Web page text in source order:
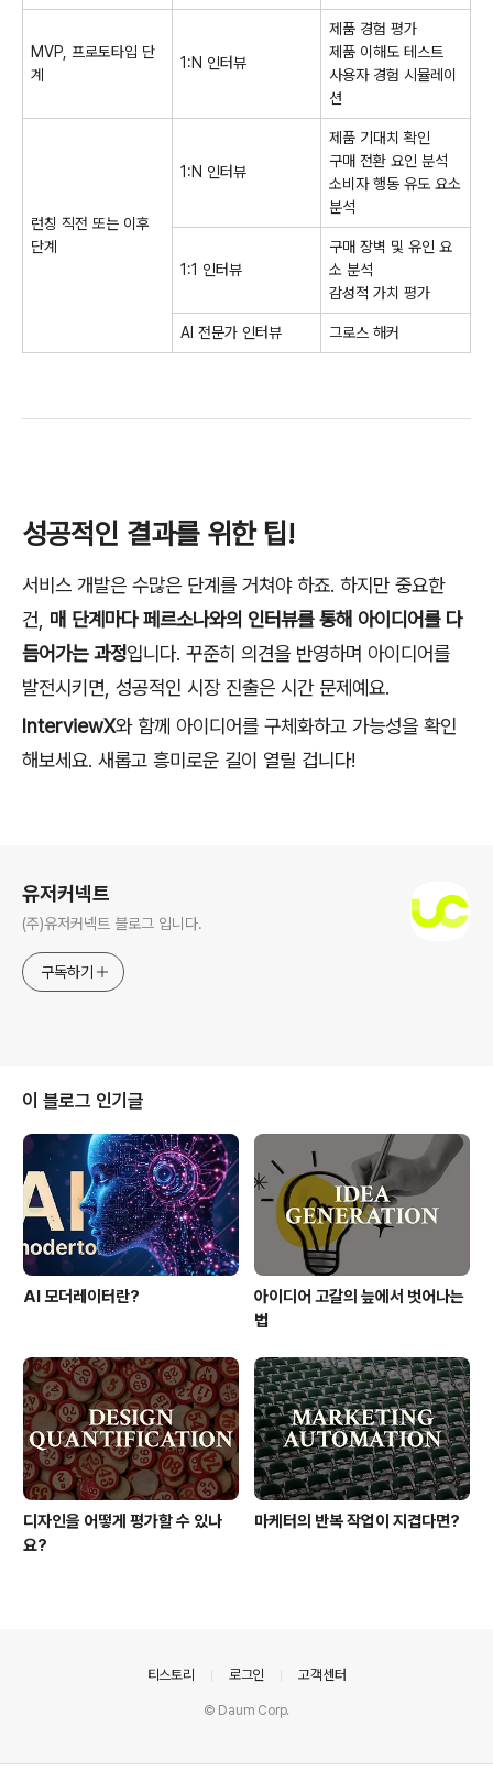
MVP, 프로토타입 단
계
1:N 인터뷰
제품 경험 평가
제품 이해도 테스트
사용자 경험 시뮬레이
션
런칭 직전 또는 이후
단계
1:N 인터뷰
제품 기대치 확인
구매 전환 요인 분석
소비자 행동 유도 요소
분석
1:1 인터뷰
구매 장벽 및 유인 요
소 분석
감성적 가치 평가
AI 전문가 인터뷰 그로스 해커
성공적인 결과를 위한 팁!
서비스 개발은 수많은 단계를 거쳐야 하죠. 하지만 중요한
건, 매 단계마다 페르소나와의 인터뷰를 통해 아이디어를 다
듬어가는 과정입니다. 꾸준히 의견을 반영하며 아이디어를
발전시키면, 성공적인 시장 진출은 시간 문제예요.
InterviewX와 함께 아이디어를 구체화하고 가능성을 확인
해보세요. 새롭고 흥미로운 길이 열릴 겁니다!
유저커넥트
(주)유저커넥트 블로그 입니다.
구독하기
이 블로그 인기글
AI 모더레이터란?
아이디어 고갈의 늪에서 벗어나는
법
디자인을 어떻게 평가할 수 있나
요?
마케터의 반복 작업이 지겹다면?
티스토리 로그인 고객센터
© Daum Corp.